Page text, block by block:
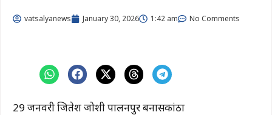
vatsalyanews January 30, 2026 1:42 am No Comments
29 जनवरी जितेश जोशी पालनपुर बनासकांठा